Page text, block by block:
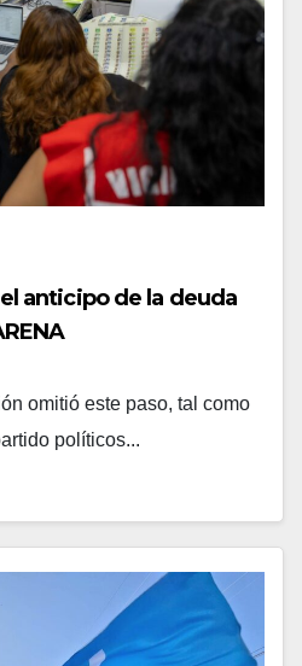
anticipo de la deuda
omitió este paso, tal como
políticos...